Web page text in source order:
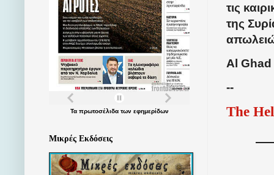
τις
της
Al Ghad
--
The
Τα πρωτοσέλιδατων εφημερίδων
Μικρές Εκδόσεις